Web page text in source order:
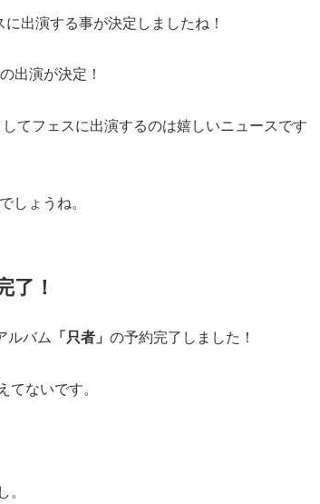
出演する事が決定しましたね！
出演が決定！
てフェスに出演するのは嬉しいニュースです
ょうね。
了！
ルバム 「只者」 の予約完了しました！
ないです。